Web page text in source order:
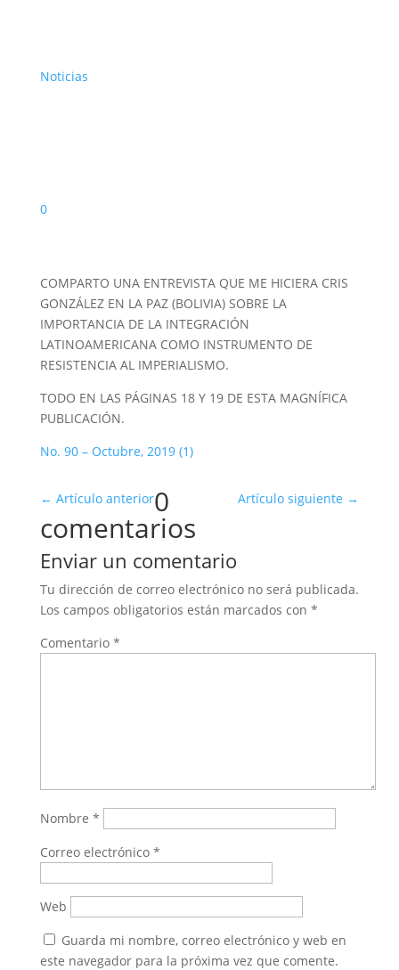
Noticias
0
COMPARTO UNA ENTREVISTA QUE ME HICIERA CRIS
GONZÁLEZ EN LA PAZ (BOLIVIA) SOBRE LA
IMPORTANCIA DE LA INTEGRACIÓN
LATINOAMERICANA COMO INSTRUMENTO DE
RESISTENCIA AL IMPERIALISMO.
TODO EN LAS PÁGINAS 18 Y 19 DE ESTA MAGNÍFICA
PUBLICACIÓN.
No. 90 – Octubre, 2019 (1)
← Artículo anterior Artículo siguiente →
0
comentarios
Enviar un comentario
Tu dirección de correo electrónico no será publicada.
Los campos obligatorios están marcados con *
Comentario *
Nombre *
Correo electrónico *
Web
Guarda mi nombre, correo electrónico y web en
este navegador para la próxima vez que comente.